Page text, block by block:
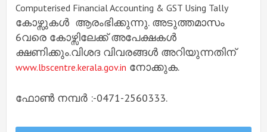
Computerised Financial Accounting & GST Using Tally
കോഴ്സുകൾ ആരംഭിക്കുന്നു. അടുത്തമാസം
6വരെ കോഴ്സിലേക്ക് അപേക്ഷകൾ
ക്ഷണിക്കും.വിശദ വിവരങ്ങൾ അറിയുന്നതിന്
www.lbscentre.kerala.gov.in നോക്കുക.
ഫോൺ നമ്പർ :-0471-2560333.